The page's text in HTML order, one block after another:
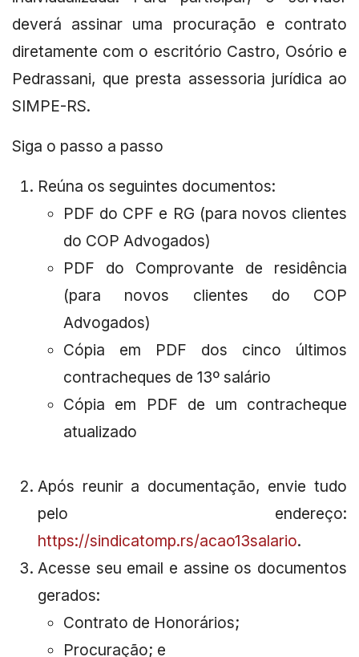
deverá assinar uma procuração e contrato
diretamente com o escritório Castro, Osório e
Pedrassani, que presta assessoria jurídica ao
SIMPE-RS.
Siga o passo a passo
Reúna os seguintes documentos:
PDF do CPF e RG (para novos clientes
do COP Advogados)
PDF do Comprovante de residência
(para novos clientes do COP
Advogados)
Cópia em PDF dos cinco últimos
contracheques de 13º salário
Cópia em PDF de um contracheque
atualizado
Após reunir a documentação, envie tudo
pelo endereço:
https://sindicatomp.rs/acao13salario.
Acesse seu email e assine os documentos
gerados:
Contrato de Honorários;
Procuração; e